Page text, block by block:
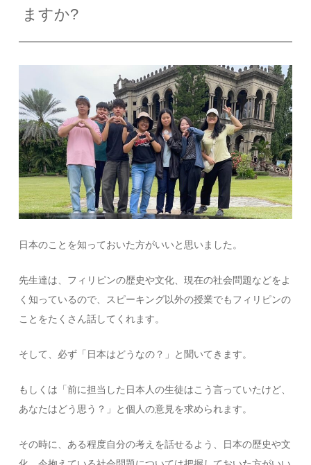
ますか?
日本のことを知っておいた方がいいと思いました。
先生達は、フィリピンの歴史や文化、現在の社会問題などをよ
く知っているので、スピーキング以外の授業でもフィリピンの
ことをたくさん話してくれます。
そして、必ず「日本はどうなの？」と聞いてきます。
もしくは「前に担当した日本人の生徒はこう言っていたけど、
あなたはどう思う？」と個人の意見を求められます。
その時に、ある程度自分の考えを話せるよう、日本の歴史や文